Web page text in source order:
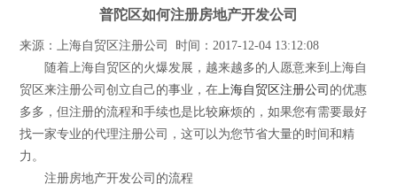
普陀区如何注册房地产开发公司
来源：上海自贸区注册公司 时间：2017-12-04 13:12:08
随着上海自贸区的火爆发展，越来越多的人愿意来到上海自
贸区来注册公司创立自己的事业，在 上海自贸区注册公司 的优惠
多多，但注册的流程和手续也是比较麻烦的，如果您有需要最好
找一家专业的代理注册公司，这可以为您节省大量的时间和精
力。
注册房地产开发公司的流程